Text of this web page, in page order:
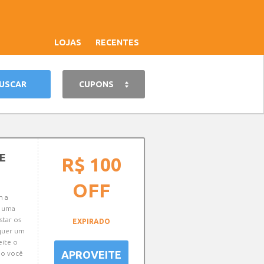
LOJAS RECENTES
CUPONS
a
os
um
o
você
R$ 100
OFF
EXPIRADO
APROVEITE